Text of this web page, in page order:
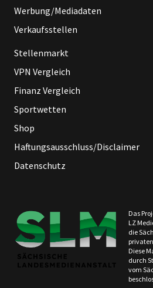
Werbung/Mediadaten
Verkaufsstellen
Stellenmarkt
VPN Vergleich
Finanz Vergleich
Sportwetten
Shop
Haftungsausschluss/Disclaimer
Datenschutz
Das
LZ
die
Diese
durch
vom